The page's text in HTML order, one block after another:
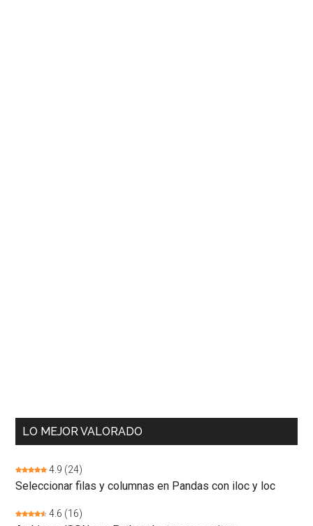
LO MEJOR VALORADO
4.9 (24)
Seleccionar filas y columnas en Pandas con iloc y loc
4.6 (16)